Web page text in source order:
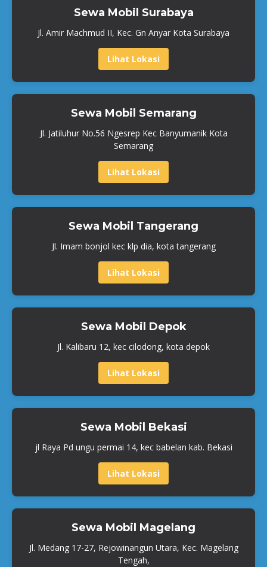
Sewa Mobil Surabaya
Jl. Amir Machmud II, Kec. Gn Anyar Kota Surabaya
Lihat Lokasi
Sewa Mobil Semarang
Jl. Jatiluhur No.56 Ngesrep Kec Banyumanik Kota
Semarang
Lihat Lokasi
Sewa Mobil Tangerang
Jl. Imam bonjol kec klp dia, kota tangerang
Lihat Lokasi
Sewa Mobil Depok
Jl. Kalibaru 12, kec cilodong, kota depok
Lihat Lokasi
Sewa Mobil Bekasi
jl Raya Pd ungu permai 14, kec babelan kab. Bekasi
Lihat Lokasi
Sewa Mobil Magelang
Jl. Medang 17-27, Rejowinangun Utara, Kec. Magelang
Tengah,